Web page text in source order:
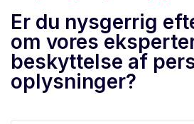
Er du nysgerrig
om vores
beskyttelse af
oplysninger?